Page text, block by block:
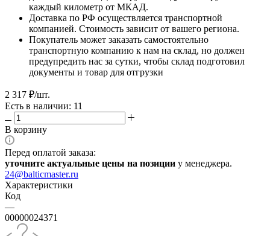
каждый километр от МКАД.
Доставка по РФ осуществляется транспортной
компанией. Стоимость зависит от вашего региона.
Покупатель может заказать самостоятельно
транспортную компанию к нам на склад, но должен
предупредить нас за сутки, чтобы склад подготовил
документы и товар для отгрузки
2 317 ₽/шт.
Есть в наличии: 11
В корзину
Перед оплатой заказа:
уточните актуальные цены на позиции у менеджера.
24@balticmaster.ru
Характеристики
Код
—
00000024371